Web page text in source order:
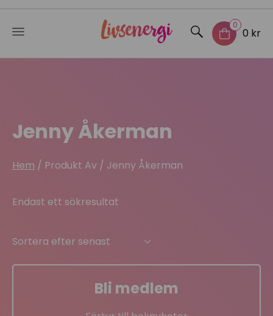
0
0 kr
Jenny Åkerman
Hem / Produkt Av / Jenny Åkerman
Endast ett sökresultat
Bli medlem